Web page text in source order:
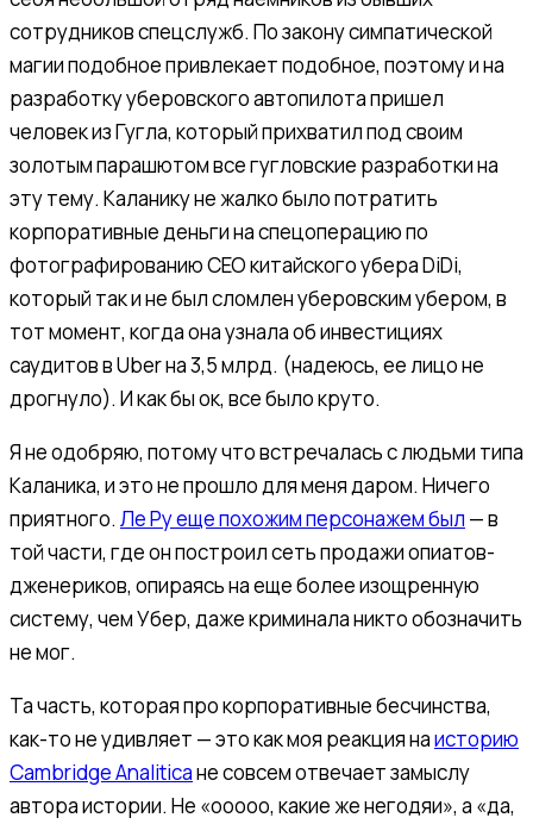
сотрудников спецслужб. По закону симпатической
магии подобное привлекает подобное, поэтому и на
разработку уберовского автопилота пришел
человек из Гугла, который прихватил под своим
золотым парашютом все гугловские разработки на
эту тему. Каланику не жалко было потратить
корпоративные деньги на спецоперацию по
фотографированию CEO китайского убера DiDi,
который так и не был сломлен уберовским убером, в
тот момент, когда она узнала об инвестициях
саудитов в Uber на 3,5 млрд. (надеюсь, ее лицо не
дрогнуло). И как бы ок, все было круто.
Я не одобряю, потому что встречалась с людьми типа
Каланика, и это не прошло для меня даром. Ничего
приятного. Ле Ру еще похожим персонажем был — в
той части, где он построил сеть продажи опиатов-
дженериков, опираясь на еще более изощренную
систему, чем Убер, даже криминала никто обозначить
не мог.
Та часть, которая про корпоративные бесчинства,
как-то не удивляет — это как моя реакция наисторию
Cambridge Analiticaне совсем отвечает замыслу
автора истории. Не «ооооо, какие же негодяи», а «да,